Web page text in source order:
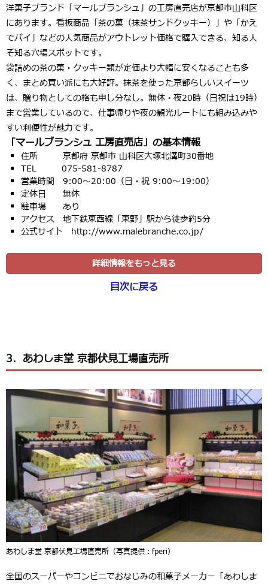
洋菓子ブランド「マールブランシュ」の工房直売店が京都市山科区
にあります。看板商品「茶の菓（抹茶サンドクッキー） 」や「かえ
でパイ」などの人気商品がアウトレット価格で購入できる、知る人
ぞ知る穴場スポットです。
袋詰めの茶の菓・クッキー類が定価より大幅に安くなることも多
く、まとめ買い派にも大好評。抹茶を使った京都らしいスイーツ
は、贈り物としての格も申し分なし。 無休・夜20時（日祝は19時）
まで営業しているので、仕事帰りや夜の観光ルートにも組み込みや
すい利便性が魅力です。
「マールブランシュ 工房直売店」の基本情報
住所 京都府 京都市 山科区大塚北溝町30番地
TEL 075-581-8787
営業時間 9:00〜20:00（日・祝 9:00〜19:00）
定休日 無休
駐車場 あり
アクセス 地下鉄東西線「東野」駅から徒歩約5分
公式サイト http://www.malebranche.co.jp/
詳細情報をもっと見る
目次に戻る
3．あわしま堂 京都伏見工場直売所
あわしま堂 京都伏見工場直売所（写真提供：fperi）
全国のスーパーやコンビニでおなじみの和菓子メーカー「あわしま